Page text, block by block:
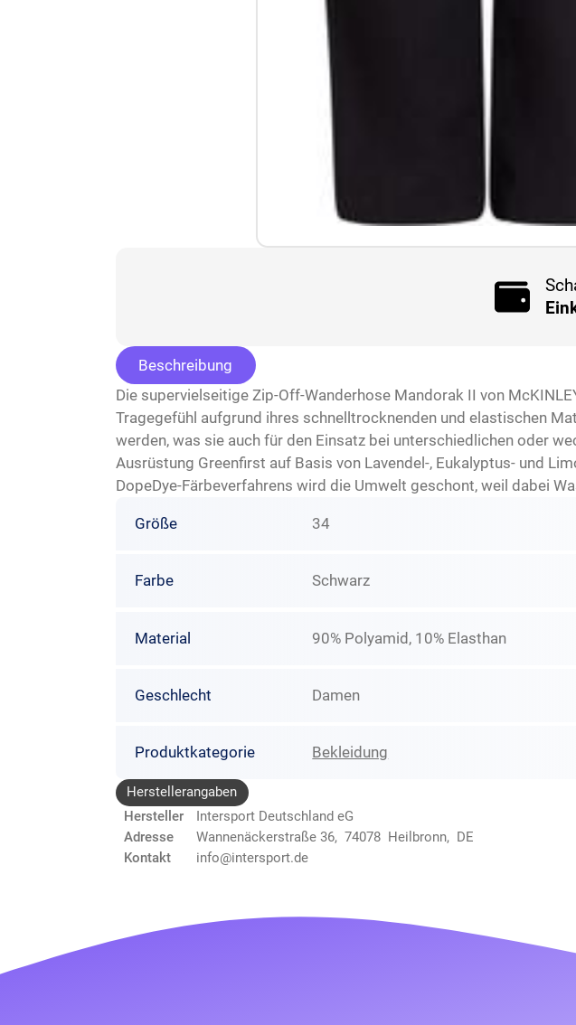
Beschreibung
Die supervielseitige Zip-Off-Wanderhose Mandorak II von
Tragegefühl aufgrund ihres schnelltrocknenden und elastischen
werden, was sie auch für den Einsatz bei unterschiedlichen oder
Ausrüstung Greenfirst auf Basis von Lavendel-, Eukalyptus- und
DopeDye-Färbeverfahrens wird die Umwelt geschont, weil dabei
Größe 34
Farbe Schwarz
Material 90% Polyamid, 10% Elasthan
Geschlecht Damen
Produktkategorie Bekleidung
Herstellerangaben
Hersteller
Intersport Deutschland eG
Adresse
Wannenäckerstraße 36, 74078 Heilbronn, DE
Kontakt
info@intersport.de